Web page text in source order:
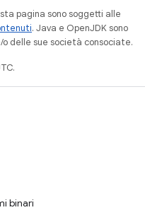
pagina sono soggetti alle
. Java e OpenJDK sono
delle sue società consociate.
binari